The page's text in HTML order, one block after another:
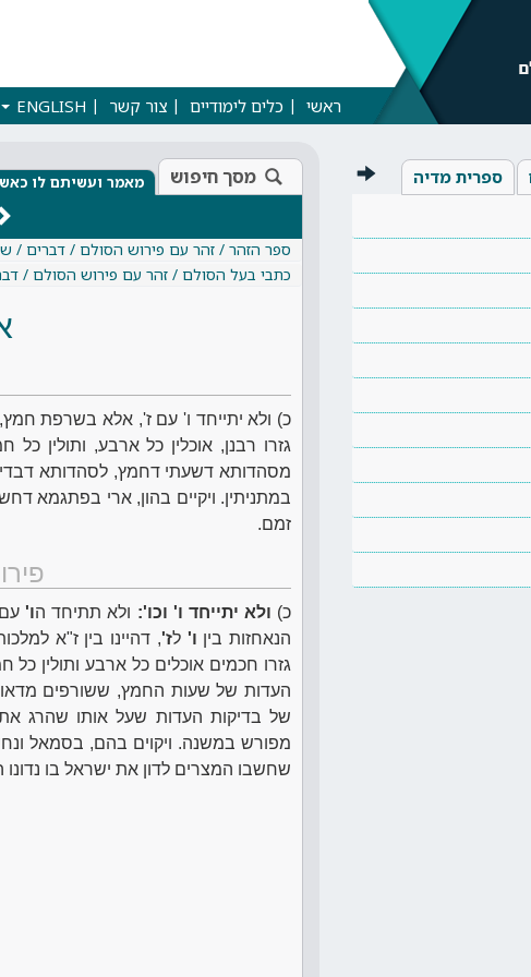
ראשי כלים לימודיים צור קשר ENGLISH
ספרית מדיה מסך חיפוש מאמר ועשיתם לו
ספר הזהר / זהר עם פירוש הסולם / דברים /
כתבי בעל הסולם / זהר עם פירוש הסולם /
כ) ולא יתייחד ו' עם ז', אלא בשרפת חמץ,
גזרו רבנן, אוכלין כל ארבע, ותולין
מסהדותא דשעתי דחמץ, לסהדותא
במתניתין. ויקיים בהון, ארי בפתגמא
זמם.
כ) ולא יתייחד ו' וכו': ולא תתיחד הו'
הנאחזות בין ו' לז', דהיינו בין ז"א
גזרו חכמים אוכלים כל ארבע ותולין
העדות של שעות החמץ, ששורפים
של בדיקות העדות שעל אותו שהרג
מפורש במשנה. ויקוים בהם, בסמאל
שחשבו המצרים לדון את ישראל בו